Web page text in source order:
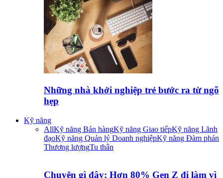
Những nhà khởi nghiệp trẻ bước ra từ ngõ
hẹp
Kỹ năng
AllKỹ năng Bán hàngKỹ năng Giao tiếpKỹ năng Lãnh
đạoKỹ năng Quản lý Doanh nghiệpKỹ năng Đàm phán
Thương lượngTu thân
Chuyện gì đây: Hơn 80% Gen Z đi làm vì